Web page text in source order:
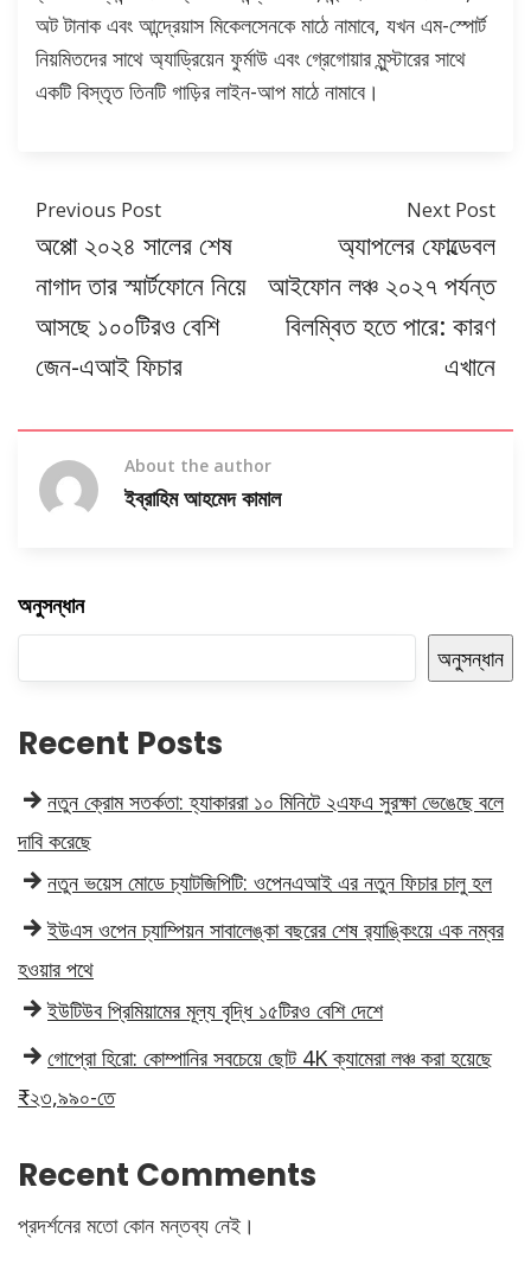
অট টানাক এবং আন্দ্রেয়াস মিকেলসেনকে মাঠে নামাবে, যখন এম-স্পোর্ট
নিয়মিতদের সাথে অ্যাড্রিয়েন ফুর্মাউ এবং গ্রেগোয়ার মুন্স্টারের সাথে
একটি বিস্তৃত তিনটি গাড়ির লাইন-আপ মাঠে নামাবে।
Previous Post
অপ্পো ২০২৪ সালের শেষ
নাগাদ তার স্মার্টফোনে নিয়ে
আসছে ১০০টিরও বেশি
জেন-এআই ফিচার
Next Post
অ্যাপলের ফোল্ডেবল
আইফোন লঞ্চ ২০২৭ পর্যন্ত
বিলম্বিত হতে পারে: কারণ
এখানে
About the author
ইব্রাহিম আহমেদ কামাল
অনুসন্ধান
অনুসন্ধান
Recent Posts
নতুন ক্রোম সতর্কতা: হ্যাকাররা ১০ মিনিটে ২এফএ সুরক্ষা ভেঙেছে বলে
দাবি করেছে
নতুন ভয়েস মোডে চ্যাটজিপিটি: ওপেনএআই এর নতুন ফিচার চালু হল
ইউএস ওপেন চ্যাম্পিয়ন সাবালেঙ্কা বছরের শেষ র‍্যাঙ্কিংয়ে এক নম্বর
হওয়ার পথে
ইউটিউব প্রিমিয়ামের মূল্য বৃদ্ধি ১৫টিরও বেশি দেশে
গোপ্রো হিরো: কোম্পানির সবচেয়ে ছোট 4K ক্যামেরা লঞ্চ করা হয়েছে
₹২৩,৯৯০-তে
Recent Comments
প্রদর্শনের মতো কোন মন্তব্য নেই।